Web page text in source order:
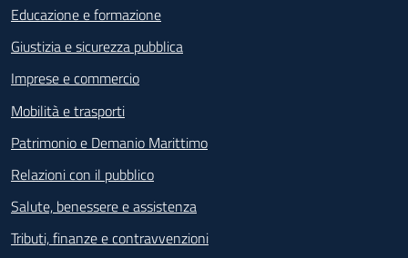
Educazione e formazione
Giustizia e sicurezza pubblica
Imprese e commercio
Mobilità e trasporti
Patrimonio e Demanio Marittimo
Relazioni con il pubblico
Salute, benessere e assistenza
Tributi, finanze e contravvenzioni